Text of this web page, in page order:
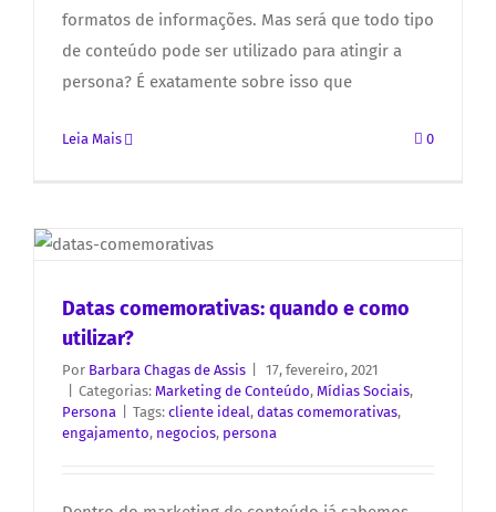
formatos de informações. Mas será que todo tipo
de conteúdo pode ser utilizado para atingir a
persona? É exatamente sobre isso que
Leia Mais 0
Datas comemorativas: quando e como
utilizar?
Por Barbara Chagas de Assis
17, fevereiro, 2021
Categorias: Marketing de Conteúdo, Mídias Sociais,
Persona
Tags: cliente ideal, datas comemorativas,
engajamento, negocios, persona